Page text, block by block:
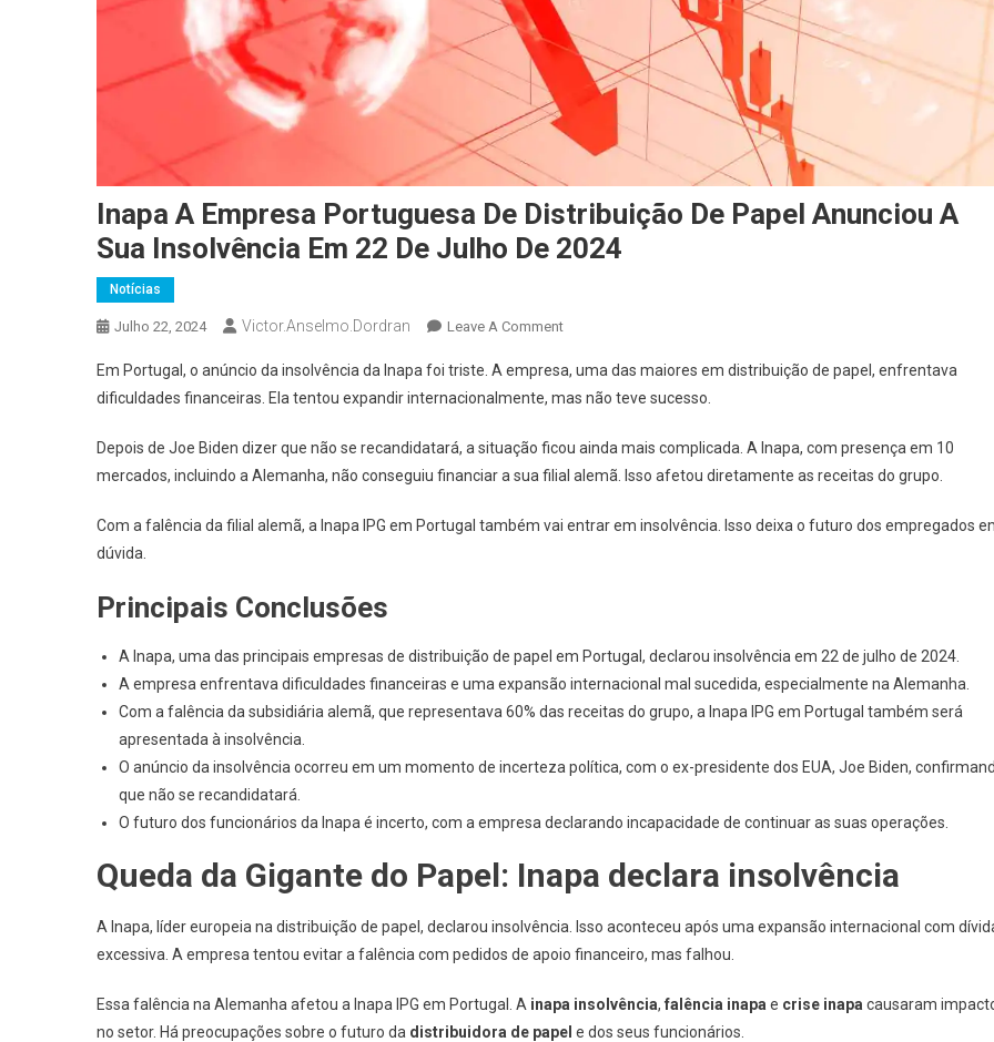
Inapa A Empresa Portuguesa De Distribuição De Papel Anunciou A
Sua Insolvência Em 22 De Julho De 2024
Notícias
Julho 22, 2024 Victor.anselmo.dordran Leave A Comment
Em Portugal, o anúncio da insolvência da Inapa foi triste. A empresa, uma das maiores em distribuição de papel, enfrentava
dificuldades financeiras. Ela tentou expandir internacionalmente, mas não teve sucesso.
Depois de Joe Biden dizer que não se recandidatará, a situação ficou ainda mais complicada. A Inapa, com presença em 10
mercados, incluindo a Alemanha, não conseguiu financiar a sua filial alemã. Isso afetou diretamente as receitas do grupo.
Com a falência da filial alemã, a Inapa IPG em Portugal também vai entrar em insolvência. Isso deixa o futuro dos empregados
dúvida.
Principais Conclusões
A Inapa, uma das principais empresas de distribuição de papel em Portugal, declarou insolvência em 22 de julho de 2024.
A empresa enfrentava dificuldades financeiras e uma expansão internacional mal sucedida, especialmente na Alemanha.
Com a falência da subsidiária alemã, que representava 60% das receitas do grupo, a Inapa IPG em Portugal também será
apresentada à insolvência.
O anúncio da insolvência ocorreu em um momento de incerteza política, com o ex-presidente dos EUA, Joe Biden,
que não se recandidatará.
O futuro dos funcionários da Inapa é incerto, com a empresa declarando incapacidade de continuar as suas operações.
Queda da Gigante do Papel: Inapa declara insolvência
A Inapa, líder europeia na distribuição de papel, declarou insolvência. Isso aconteceu após uma expansão internacional com
excessiva. A empresa tentou evitar a falência com pedidos de apoio financeiro, mas falhou.
Essa falência na Alemanha afetou a Inapa IPG em Portugal. A inapa insolvência, falência inapa e crise inapa causaram
no setor. Há preocupações sobre o futuro da distribuidora de papel e dos seus funcionários.